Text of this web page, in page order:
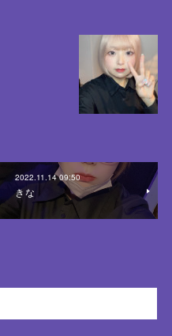
2022.11.14 09:50
きな